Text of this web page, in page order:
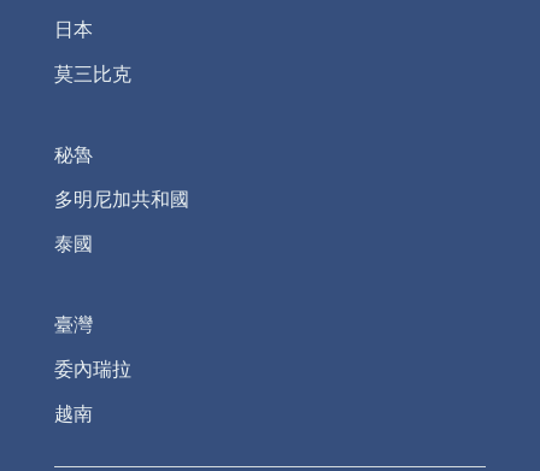
日本
莫三比克
秘魯
多明尼加共和國
泰國
臺灣
委內瑞拉
越南